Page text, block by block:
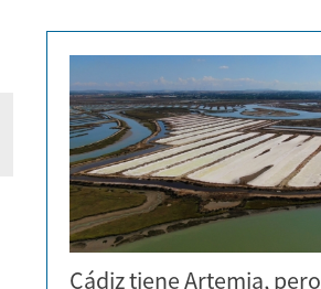
Cádiz tiene Artemia,